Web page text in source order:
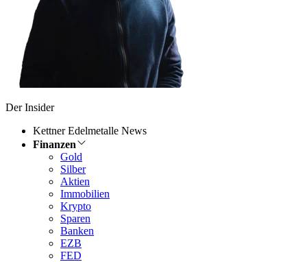
Der Insider
Kettner Edelmetalle News
Finanzen
Gold
Silber
Aktien
Immobilien
Krypto
Sparen
Banken
EZB
FED